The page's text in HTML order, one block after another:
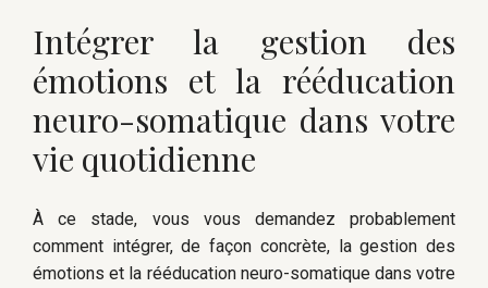
Intégrer la gestion des
émotions et la rééducation
neuro-somatique dans votre
vie quotidienne
À ce stade, vous vous demandez probablement
comment intégrer, de façon concrète, la gestion des
émotions et la rééducation neuro-somatique dans votre